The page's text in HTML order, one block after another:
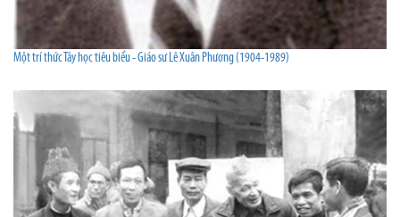
Một trí thức Tây học tiêu biểu - Giáo sư Lê Xuân Phương (1904-1989)